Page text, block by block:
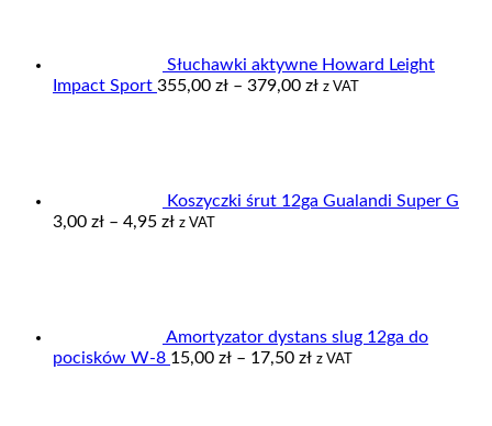
Słuchawki aktywne Howard Leight
Impact Sport 355,00 zł – 379,00 złZakres
z VAT
Koszyczki śrut 12ga Gualandi Super G
3,00 zł – 4,95 złZakres
z VAT
Amortyzator dystans slug 12ga do
pocisków W-8 15,00 zł – 17,50 złZakres
z VAT